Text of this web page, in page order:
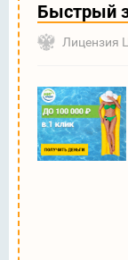
Быстрый
Лицензия